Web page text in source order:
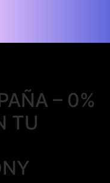
– 0%
TU